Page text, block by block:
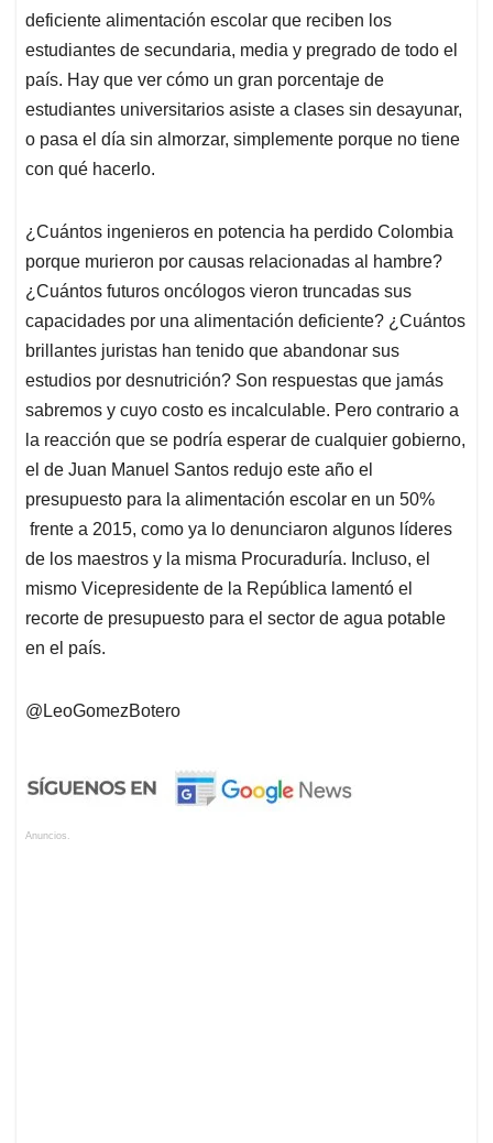
deficiente alimentación escolar que reciben los
estudiantes de secundaria, media y pregrado de todo el
país. Hay que ver cómo un gran porcentaje de
estudiantes universitarios asiste a clases sin desayunar,
o pasa el día sin almorzar, simplemente porque no tiene
con qué hacerlo.
¿Cuántos ingenieros en potencia ha perdido Colombia
porque murieron por causas relacionadas al hambre?
¿Cuántos futuros oncólogos vieron truncadas sus
capacidades por una alimentación deficiente? ¿Cuántos
brillantes juristas han tenido que abandonar sus
estudios por desnutrición? Son respuestas que jamás
sabremos y cuyo costo es incalculable. Pero contrario a
la reacción que se podría esperar de cualquier gobierno,
el de Juan Manuel Santos redujo este año el
presupuesto para la alimentación escolar en un 50%
frente a 2015, como ya lo denunciaron algunos líderes
de los maestros y la misma Procuraduría. Incluso, el
mismo Vicepresidente de la República lamentó el
recorte de presupuesto para el sector de agua potable
en el país.
@LeoGomezBotero
Anuncios.